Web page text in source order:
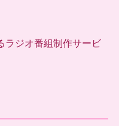
ラジオ番組制作サービ